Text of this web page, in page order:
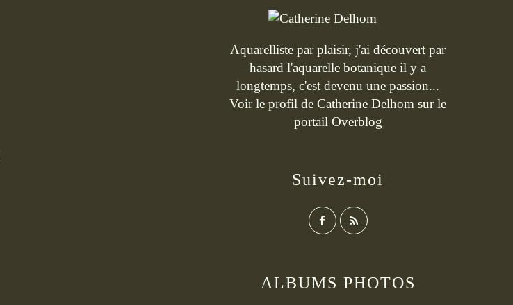
ALBUMS PHOTOS
Suivez-moi
Aquarelliste par plaisir, j'ai découvert par
hasard l'aquarelle botanique il y a
longtemps, c'est devenu une passion...
Voir le profil de Catherine Delhom sur le
portail Overblog